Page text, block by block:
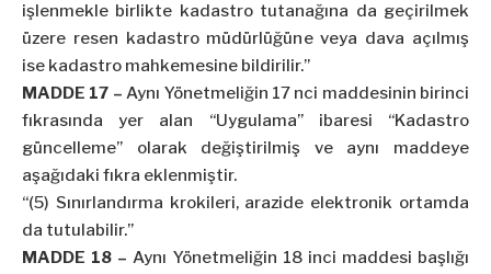
işlenmekle birlikte kadastro tutanağına da geçirilmek
üzere resen kadastro müdürlüğüne veya dava açılmış
ise kadastro mahkemesine bildirilir.”
MADDE 17 –Aynı Yönetmeliğin 17 nci maddesinin birinci
fıkrasında yer alan “Uygulama” ibaresi “Kadastro
güncelleme” olarak değiştirilmiş ve aynı maddeye
aşağıdaki fıkra eklenmiştir.
“(5) Sınırlandırma krokileri, arazide elektronik ortamda
da tutulabilir.”
MADDE 18 –Aynı Yönetmeliğin 18 inci maddesi başlığı